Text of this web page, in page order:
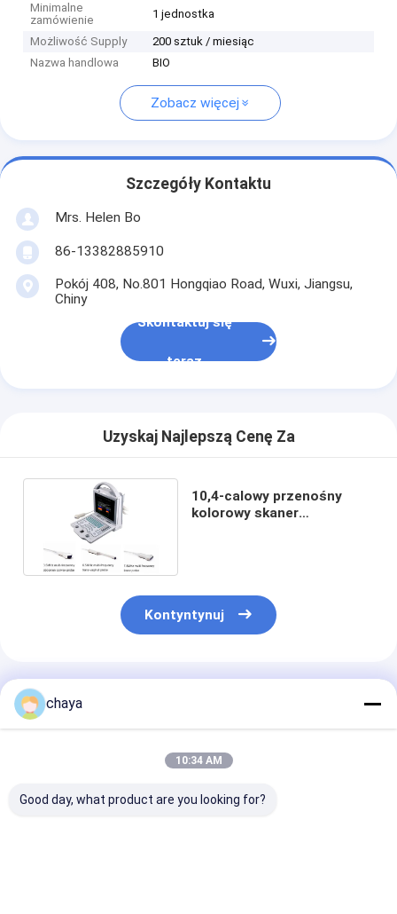
Minimalne
zamówienie
1 jednostka
Możliwość Supply
200 sztuk / miesiąc
Nazwa handlowa
BIO
Zobacz więcej
Szczegóły Kontaktu
Mrs. Helen Bo
86-13382885910
Pokój 408, No.801 Hongqiao Road, Wuxi, Jiangsu,
Chiny
Skontaktuj się
teraz
Uzyskaj Najlepszą Cenę Za
10,4-calowy przenośny
kolorowy skaner
Kontyntynuj
Polecane Produkty
chaya
10:34 AM
Good day, what product are you looking for?